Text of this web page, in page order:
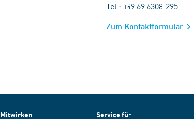
Tel.: +49 69 6308-295
Zum Kontaktformular
Mitwirken
Service für